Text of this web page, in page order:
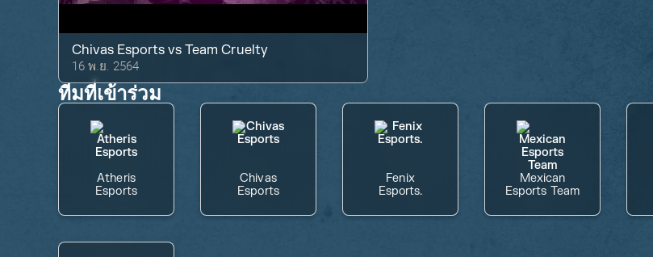
Chivas Esports vsTeam Cruelty
16 พ.ย. 2564
ทีมที่เข้าร่วม
Atheris
Esports
Chivas
Esports
Fenix
Esports.
Mexican
Esports Team